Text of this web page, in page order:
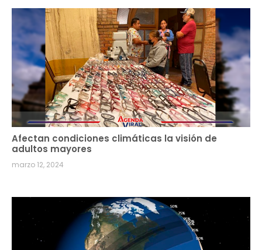
Afectan condiciones climáticas la visión de
adultos mayores
marzo 12, 2024